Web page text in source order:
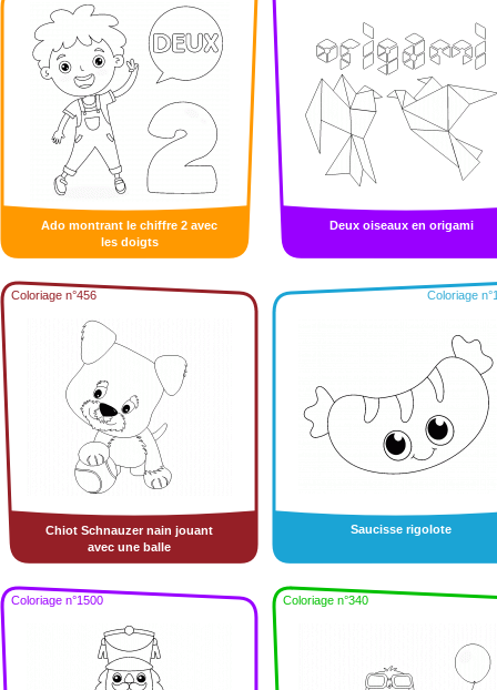
Ado montrant le chiffre 2 avec
les doigts
Deux oiseaux en origami
Coloriage n°456
Chiot Schnauzer nain jouant
avec une balle
Coloriage
Saucisse rigolote
Coloriage n°1500 Coloriage n°340